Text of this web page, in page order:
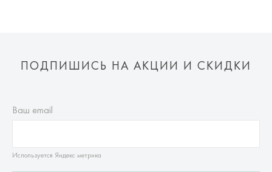
ПОДПИШИСЬ НА АКЦИИ И СКИДКИ
Ваш email
Используется Яндекс метрика